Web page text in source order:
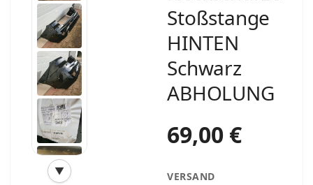
▼
Stoßstange
HINTEN
Schwarz
ABHOLUNG
69,00 €
VERSAND